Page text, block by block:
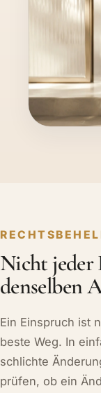
Nicht jeder
denselben
Ein Einspruch ist
beste Weg. In
schlichte
prüfen, ob ein